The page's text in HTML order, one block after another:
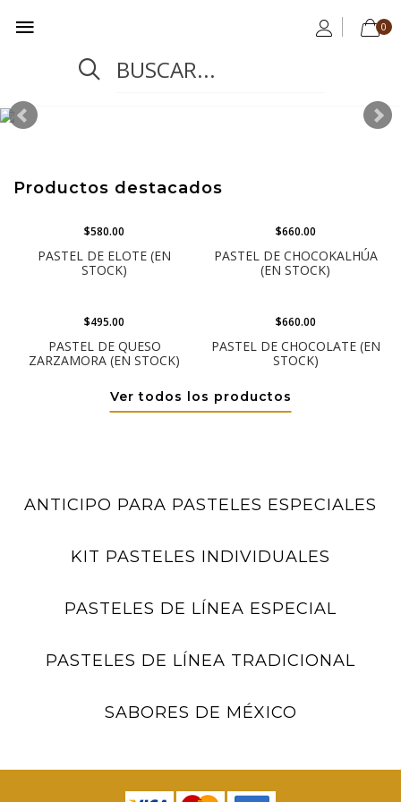
0
Productos destacados
PASTEL DE ELOTE (EN
STOCK)
$580.00
PASTEL DE CHOCOKALHÚA
(EN STOCK)
$660.00
PASTEL DE QUESO
ZARZAMORA (EN STOCK)
$495.00
PASTEL DE CHOCOLATE (EN
STOCK)
$660.00
Ver todos los productos
ANTICIPO PARA PASTELES ESPECIALES
KIT PASTELES INDIVIDUALES
PASTELES DE LÍNEA ESPECIAL
PASTELES DE LÍNEA TRADICIONAL
SABORES DE MÉXICO